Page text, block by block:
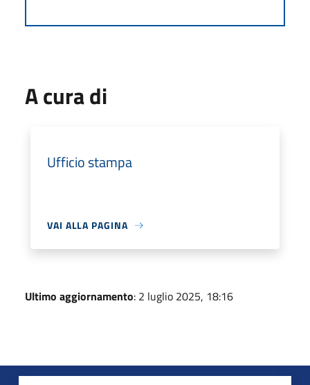
A cura di
Ufficio stampa
VAI ALLA PAGINA
Ultimo aggiornamento: 2 luglio 2025, 18:16